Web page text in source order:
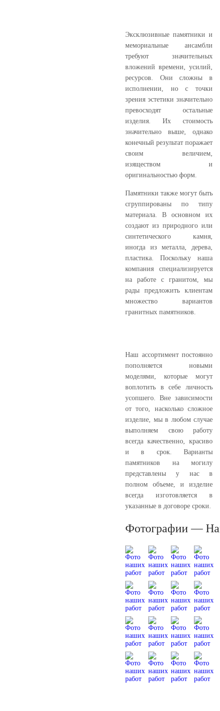
Эксклюзивные памятники и
мемориальные ансамбли
требуют значительных
вложений времени, усилий,
ресурсов. Они сложны в
исполнении, но с точки
зрения эстетики значительно
превосходят остальные
изделия. Их стоимость
значительно выше, однако
конечный результат поражает
своим величием,
изяществом и
оригинальностью форм.
Памятники также могут быть
сгруппированы по типу
материала. В основном их
создают из природного или
синтетического камня,
иногда из металла, дерева,
пластика. Поскольку наша
компания специализируется
на работе с гранитом, мы
рады предложить клиентам
множество вариантов
гранитных памятников.
Наш ассортимент постоянно
пополняется новыми
моделями, которые могут
воплотить в себе личность
усопшего. Вне зависимости
от того, насколько сложное
изделие, мы в любом случае
выполняем свою работу
всегда качественно, красиво
и в срок. Варианты
памятников на могилу
представлены у нас в
полном объеме, и изделие
всегда изготовляется в
указанные в договоре сроки.
Фотографии —